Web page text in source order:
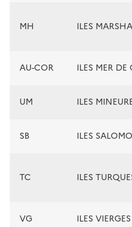
MH ILES
AU-COR ILES MER
UM ILES
SB ILES
TC ILES
VG ILES